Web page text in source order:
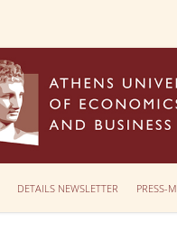
DETAILS NEWSLETTER PRESS-